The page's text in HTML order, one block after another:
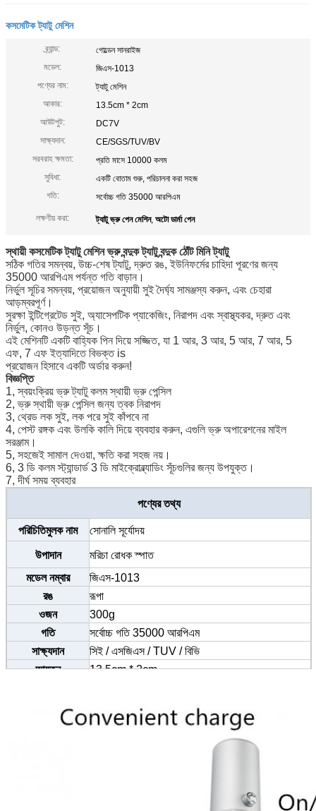
কসমেটিক ট্যাটু মেশিন
ব্র্যান্ড:
গোল্ডেন সানরাইজ
মডেল:
জিএস-1013
পণ্যের নাম:
ট্যাটু মেশিন
আকার:
13.5cm * 2cm
আউটপুট:
DC7V
সাক্ষ্যদান:
CE/SGS/TUV/BV
সরবরাহ ক্ষমতা:
প্রতি মাসে 10000 কলম
সুবিধা:
একটি বোতাম শুরু, পরিচালনা করা সহজ
গতি:
সর্বোচ্চ গতি 35000 আরপিএম
লক্ষণীয় করা: ট্যাটু ভ্রু পেন মেশিন, অটো ডার্মা পেন
স্থায়ী কসমেটিক ট্যাটু মেশিন ভ্রু বন্দুক ট্যাটু বন্দুক ঠোঁট মিনি ট্যাটু
সঠিক গতির সমন্বয়, উচ্চ-শেষ ট্যাটু, দ্রুত রঙ, ইউনিফর্মের চাহিদা পূরণের জন্য
35000 আরপিএম পর্যন্ত গতি বাড়ান।
নির্ভুল সূচির সমন্বয়, প্রয়োজন অনুযায়ী সুই দৈর্ঘ্য সামঞ্জস্য করুন, এবং চেহারা
আড়ম্বরপূর্ণ।
সুরক্ষা ইন্টিগ্রেটেড সুই, অ্যাসেপটিক প্যাকেজিং, নিরাপদ এবং স্বাস্থ্যকর, দ্রুত এবং
নির্ভুল, কোনও উড়ন্ত সূঁচ।
এই মেশিনটি একটি বাহ্যিক পিন দিয়ে সজ্জিত, যা 1 আর, 3 আর, 5 আর, 7 আর, 5
এফ, 7 এফ ইত্যাদিতে বিভক্ত is
প্রয়োজন হিসাবে একটি অর্ডার করুন!
বিজ্ঞপ্তি
1, স্বয়ংক্রিয় ভ্রু ট্যাটু কলম স্থায়ী ভ্রু পেন্সিল
2, ভ্রু স্থায়ী ভ্রু পেন্সিল জন্য ত্বক নিরাপদ
3, থ্রেড লক সুই, লক পরে সুই কাঁপবে না
4, পেস্ট রঙ্গক এবং উলকি কালি দিয়ে ব্যবহার করুন, এগুলি ভ্রু অপারেশনের মাইল
সরঞ্জাম।
5, সহজেই সামাল দেওয়া, ক্ষতি করা সহজ নয়।
6, 3 ডি কলম স্ট্যান্ডার্ড 3 ডি মাইক্রোব্ল্যাডিং সূঁচগুলির জন্য উপযুক্ত।
7, দীর্ঘ সময় ব্যবহার
পণ্যের তথ্য
পরিচিতিমুলক নাম সোনালি সূর্যোদয়
উপাদান
মরিচা রোধক স্পাত
মডেল নম্বার
জিএস-1013
রঙ
রূপা
ওজন
300g
গতি
সর্বোচ্চ গতি 35000 আরপিএম
সাক্ষ্যদান
সিই / এসজিএস / TUV / বিভি
আয়তন
13.5cm * 2cm
সুই স্পেসিফিকেশন
0.35-0.4mm
সুই আকার
1R 3R 5R 7R 5F 7F ইত্যাদি
ভ্রু, আইলাইনার, ঠোঁট, বডি ট্যাটু ইত্যাদি